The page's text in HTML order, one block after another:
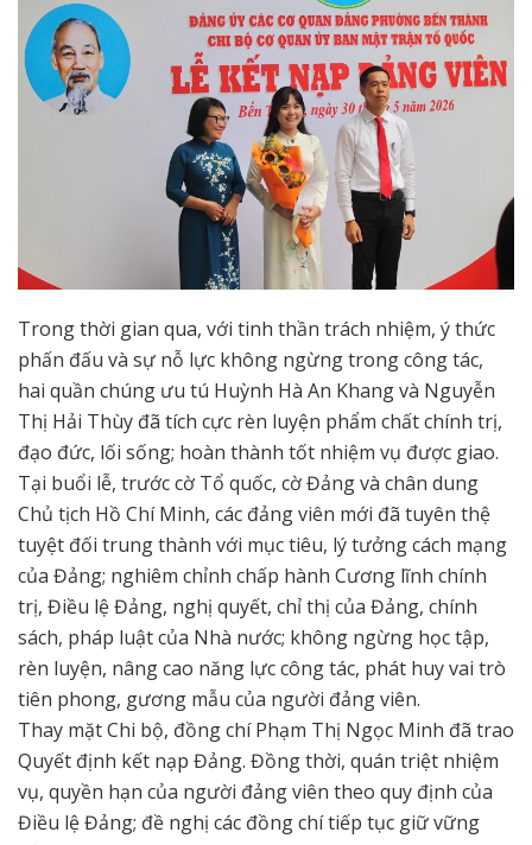
Trong thời gian qua, với tinh thần trách nhiệm, ý thức
phấn đấu và sự nỗ lực không ngừng trong công tác,
hai quần chúng ưu tú Huỳnh Hà An Khang và Nguyễn
Thị Hải Thùy đã tích cực rèn luyện phẩm chất chính trị,
đạo đức, lối sống; hoàn thành tốt nhiệm vụ được giao.
Tại buổi lễ, trước cờ Tổ quốc, cờ Đảng và chân dung
Chủ tịch Hồ Chí Minh, các đảng viên mới đã tuyên thệ
tuyệt đối trung thành với mục tiêu, lý tưởng cách mạng
của Đảng; nghiêm chỉnh chấp hành Cương lĩnh chính
trị, Điều lệ Đảng, nghị quyết, chỉ thị của Đảng, chính
sách, pháp luật của Nhà nước; không ngừng học tập,
rèn luyện, nâng cao năng lực công tác, phát huy vai trò
tiên phong, gương mẫu của người đảng viên.
Thay mặt Chi bộ, đồng chí Phạm Thị Ngọc Minh đã trao
Quyết định kết nạp Đảng. Đồng thời, quán triệt nhiệm
vụ, quyền hạn của người đảng viên theo quy định của
Điều lệ Đảng; đề nghị các đồng chí tiếp tục giữ vững